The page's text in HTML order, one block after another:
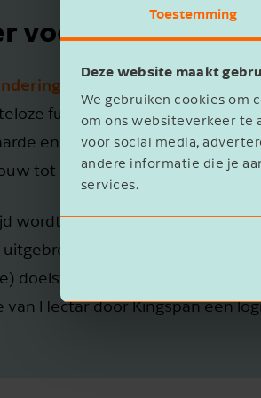
Toestemming
Deze website maakt
We gebruiken cookies om
om ons websiteverkeer te
voor social media,
andere informatie die je
services.
vooraf ging
is, sinds de
funderingsvloeren. De
en leveren kosten- en
tot drie bouwlagen.
wordt de productie en logistiek
portfolio op het gebied
doelstellingen van Kingspan
van Hectar door Kingspan een